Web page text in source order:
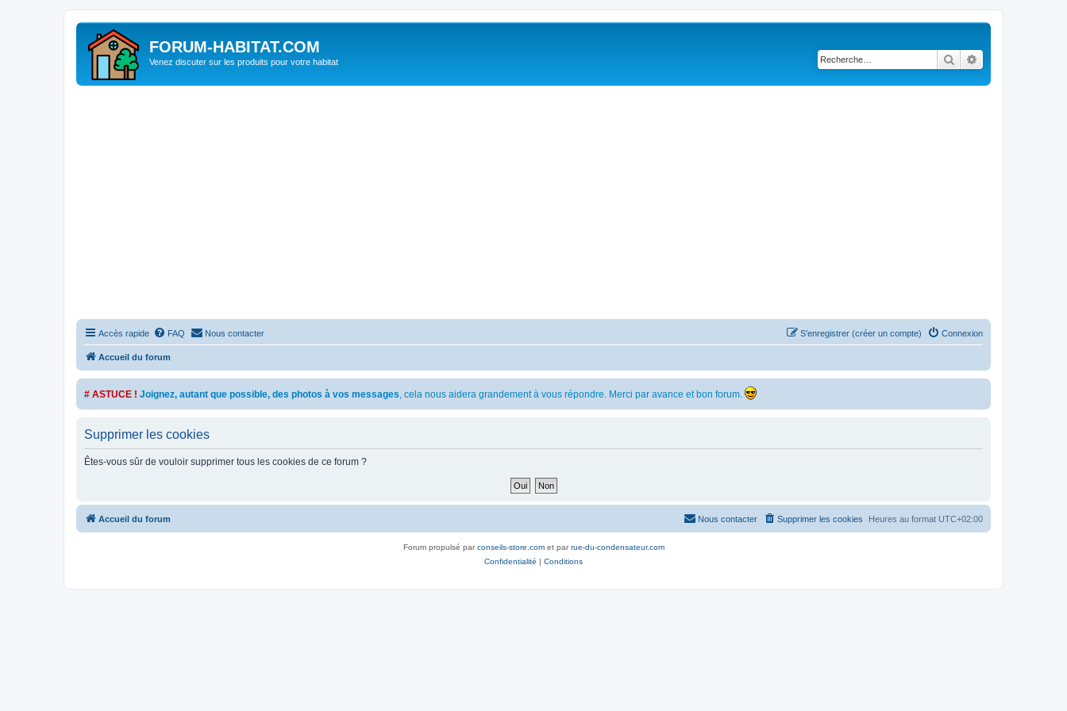
FORUM-HABITAT.COM
Venez discuter sur les produits pour votre habitat Rechercher
Accès rapide FAQ Nous contacter Connexion
S’enregistrer (créer un compte)
Accueil du forum
# ASTUCE ! Joignez, autant que possible, des photos à vos messages, cela nous aidera grandement à vous répondre. Merci par avance et bon forum.
Supprimer les cookies
Êtes-vous sûr de vouloir supprimer tous les cookies de ce forum ?
Accueil du forum Heures au format UTC+02:00
Supprimer les cookies
Nous contacter
Forum propulsé parconseils-store.comet parrue-du-condensateur.com
Confidentialité | Conditions